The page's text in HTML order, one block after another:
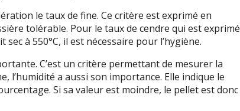
le taux de fine. Ce critère est exprimé en
tolérable. Pour le taux de cendre qui est exprimé
à 550°C, il est nécessaire pour l’hygiène.
C’est un critère permettant de mesurer la
l’humidité a aussi son importance. Elle indique le
Si sa valeur est moindre, le pellet est donc